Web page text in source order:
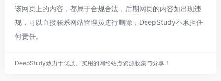
该网页上的内容，都属于合规合法，后期网页的内容如出现违
规，可以直接联系网站管理员进行删除，DeepStudy不承担任
何责任。
DeepStudy致力于优质、实用的网络站点资源收集与分享！